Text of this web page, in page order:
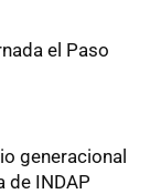
el Paso
generacional
de INDAP